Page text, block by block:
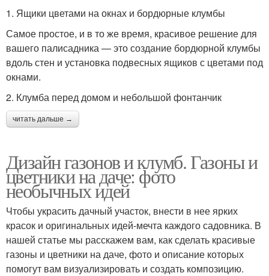
1. Ящики цветами на окнах и бордюрные клумбы
Самое простое, и в то же время, красивое решение для
вашего палисадника — это создание бордюрной клумбы
вдоль стен и установка подвесных ящиков с цветами под
окнами.
2. Клумба перед домом и небольшой фонтанчик
читать дальше →
Дизайн газонов и клумб. Газоны и
цветники на даче: фото
необычных идей
Чтобы украсить дачный участок, внести в нее ярких
красок и оригинальных идей-мечта каждого садовника. В
нашей статье мы расскажем вам, как сделать красивые
газоны и цветники на даче, фото и описание которых
помогут вам визуализировать и создать композицию.